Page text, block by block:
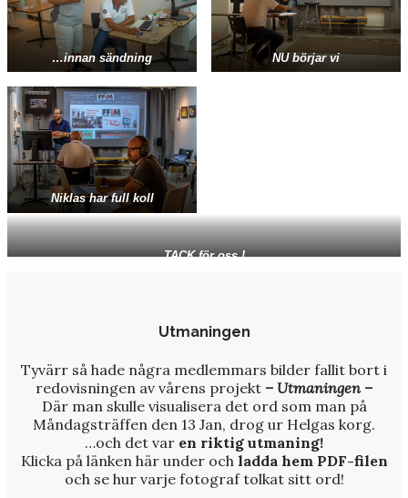
…innan sändning NU börjar vi
Niklas har full koll
TACK för oss !
Utmaningen
Tyvärr så hade några medlemmars bilder fallit bort i
redovisningen av vårens projekt – Utmaningen –
Där man skulle visualisera det ord som man på
Måndagsträffen den 13 Jan, drog ur Helgas korg.
…och det var en riktig utmaning!
Klicka på länken här under och ladda hem PDF-filen
och se hur varje fotograf tolkat sitt ord!